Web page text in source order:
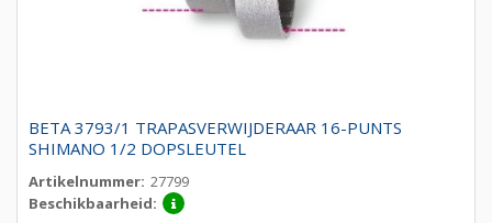
BETA 3793/1 TRAPASVERWIJDERAAR 16-PUNTS
SHIMANO 1/2 DOPSLEUTEL
Artikelnummer: 27799
Beschikbaarheid: